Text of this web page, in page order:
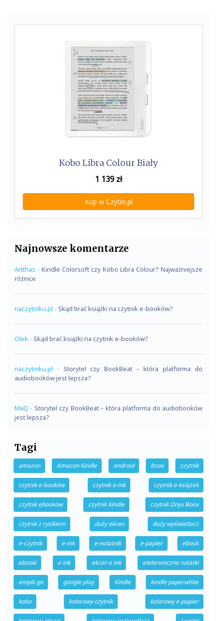
Kobo Libra Colour Biały
1 139 zł
Kup w Czytio.pl
Najnowsze komentarze
Artthas - Kindle Colorsoft czy Kobo Libra Colour? Najważniejsze
różnice
naczytniku.pl - Skąd brać książki na czytnik e-booków?
Olek - Skąd brać książki na czytnik e-booków?
naczytniku.pl - Storytel czy BookBeat – która platforma do
audiobooków jest lepsza?
MaQ - Storytel czy BookBeat – która platforma do audiobooków
jest lepsza?
Tagi
amazon Amazon Kindle android boox czytnik
czytnik e-booków czytnik e-ink czytnik e-książek
czytnik ebooków czytnik Kindle czytnik Onyx Boox
czytnik z rysikiem duży ekran duży wyświetlacz
e-czytnik e-ink e-notatnik e-papier ebook
ebooki e ink ekran e ink elektroniczne notatki
empik go google play Kindle kindle paperwhite
kobo kolorowy czytnik kolorowy e-papier